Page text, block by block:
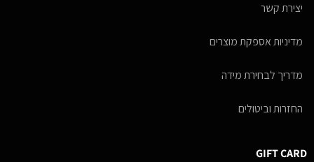
יצירת קשר
מדיניות אספקת מוצרים
מדריך לבחירת מידה
החזרות וביטולים
GIFT CARD